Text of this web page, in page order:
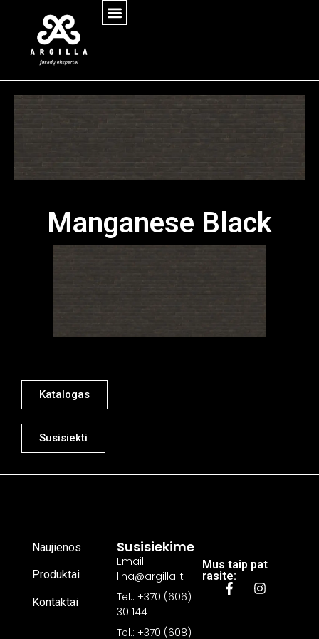
Manganese Black
Katalogas
Susisiekti
Mus taip pat
rasite:
Naujienos
Produktai
Kontaktai
Susisiekime
Email:
lina@argilla.lt
Tel.: +370 (606)
30 144
Tel.: +370 (608)